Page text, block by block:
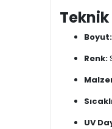
Boyut:
Renk:
UV